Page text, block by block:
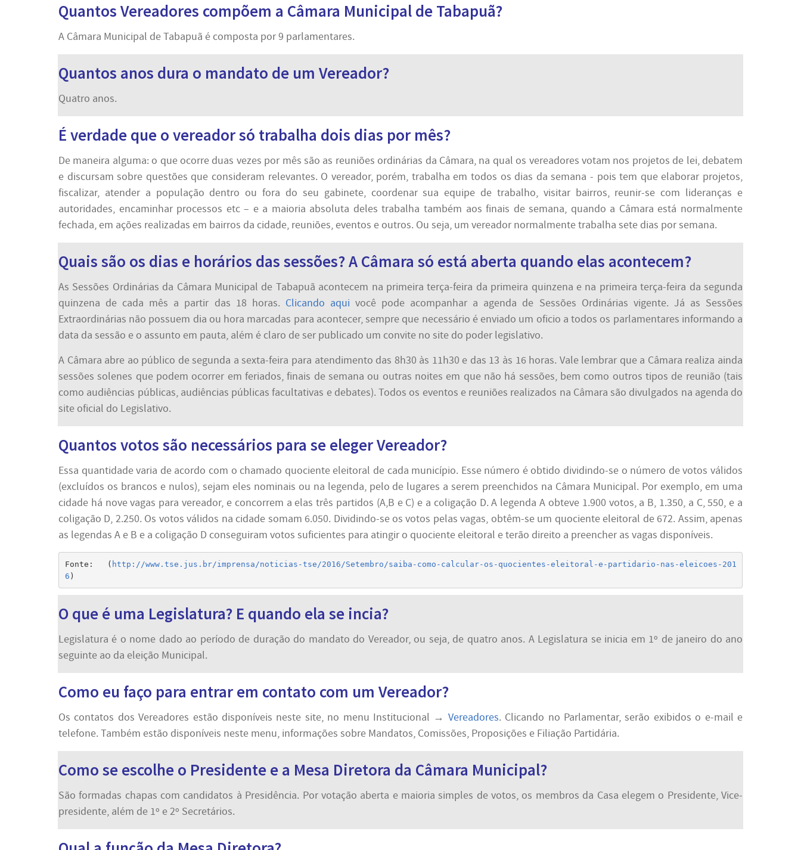
Quantos Vereadores compõem a Câmara Municipal de Tabapuã?
A Câmara Municipal de Tabapuã é composta por 9 parlamentares.
Quantos anos dura o mandato de um Vereador?
Quatro anos.
É verdade que o vereador só trabalha dois dias por mês?
De maneira alguma: o que ocorre duas vezes por mês são as reuniões ordinárias da Câmara, na qual os vereadores votam nos projetos de lei, debatem
e discursam sobre questões que consideram relevantes. O vereador, porém, trabalha em todos os dias da semana - pois tem que elaborar projetos,
fiscalizar, atender a população dentro ou fora do seu gabinete, coordenar sua equipe de trabalho, visitar bairros, reunir-se com lideranças e
autoridades, encaminhar processos etc – e a maioria absoluta deles trabalha também aos finais de semana, quando a Câmara está normalmente
fechada, em ações realizadas em bairros da cidade, reuniões, eventos e outros. Ou seja, um vereador normalmente trabalha sete dias por semana.
Quais são os dias e horários das sessões? A Câmara só está aberta quando elas acontecem?
As Sessões Ordinárias da Câmara Municipal de Tabapuã acontecem na primeira terça-feira da primeira quinzena e na primeira terça-feira da segunda
quinzena de cada mês a partir das 18 horas. Clicando aqui você pode acompanhar a agenda de Sessões Ordinárias vigente. Já as Sessões
Extraordinárias não possuem dia ou hora marcadas para acontecer, sempre que necessário é enviado um oficio a todos os parlamentares informando a
data da sessão e o assunto em pauta, além é claro de ser publicado um convite no site do poder legislativo.
A Câmara abre ao público de segunda a sexta-feira para atendimento das 8h30 às 11h30 e das 13 às 16 horas. Vale lembrar que a Câmara realiza ainda
sessões solenes que podem ocorrer em feriados, finais de semana ou outras noites em que não há sessões, bem como outros tipos de reunião (tais
como audiências públicas, audiências públicas facultativas e debates). Todos os eventos e reuniões realizados na Câmara são divulgados na agenda do
site oficial do Legislativo.
Quantos votos são necessários para se eleger Vereador?
Essa quantidade varia de acordo com o chamado quociente eleitoral de cada município. Esse número é obtido dividindo-se o número de votos válidos
(excluídos os brancos e nulos), sejam eles nominais ou na legenda, pelo de lugares a serem preenchidos na Câmara Municipal. Por exemplo, em uma
cidade há nove vagas para vereador, e concorrem a elas três partidos (A,B e C) e a coligação D. A legenda A obteve 1.900 votos, a B, 1.350, a C, 550, e a
coligação D, 2.250. Os votos válidos na cidade somam 6.050. Dividindo-se os votos pelas vagas, obtêm-se um quociente eleitoral de 672. Assim, apenas
as legendas A e B e a coligação D conseguiram votos suficientes para atingir o quociente eleitoral e terão direito a preencher as vagas disponíveis.
Fonte: ( http://www.tse.jus.br/imprensa/noticias-tse/2016/Setembro/saiba-como-calcular-os-quocientes-eleitoral-e-partidario-nas-eleicoes-201
6 )
O que é uma Legislatura? E quando ela se incia?
Legislatura é o nome dado ao período de duração do mandato do Vereador, ou seja, de quatro anos. A Legislatura se inicia em 1º de janeiro do ano
seguinte ao da eleição Municipal.
Como eu faço para entrar em contato com um Vereador?
Os contatos dos Vereadores estão disponíveis neste site, no menu Institucional → Vereadores. Clicando no Parlamentar, serão exibidos o e-mail e
telefone. Também estão disponíveis neste menu, informações sobre Mandatos, Comissões, Proposições e Filiação Partidária.
Como se escolhe o Presidente e a Mesa Diretora da Câmara Municipal?
São formadas chapas com candidatos à Presidência. Por votação aberta e maioria simples de votos, os membros da Casa elegem o Presidente, Vice-
presidente, além de 1º e 2º Secretários.